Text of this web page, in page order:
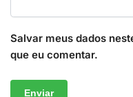
Salvar meus dados
que eu comentar.